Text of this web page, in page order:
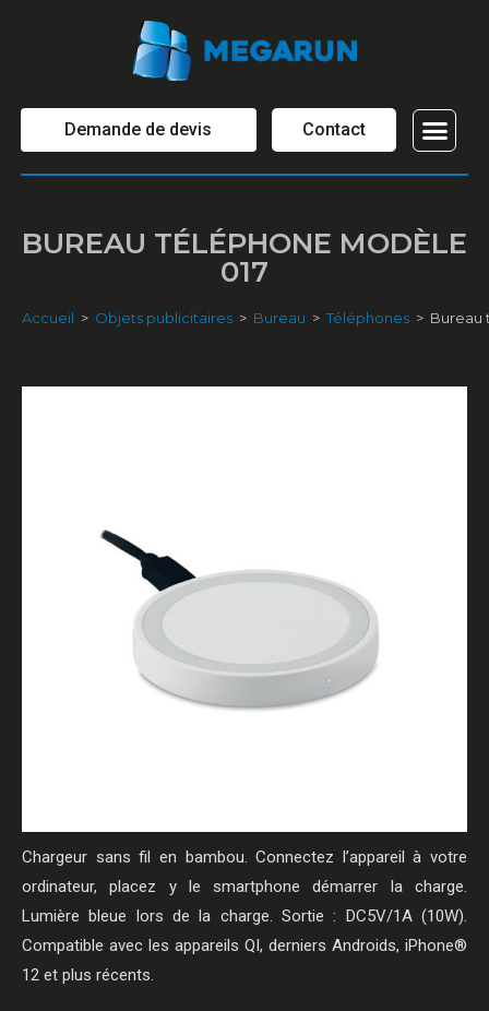
Demande de devis Contact
BUREAU TÉLÉPHONE MODÈLE
017
Accueil > Objets publicitaires > Bureau > Téléphones > Bureau
Chargeur sans fil en bambou. Connectez l’appareil à votre
ordinateur, placez y le smartphone démarrer la charge.
Lumière bleue lors de la charge. Sortie : DC5V/1A (10W).
Compatible avec les appareils QI, derniers Androids, iPhone®
12 et plus récents.